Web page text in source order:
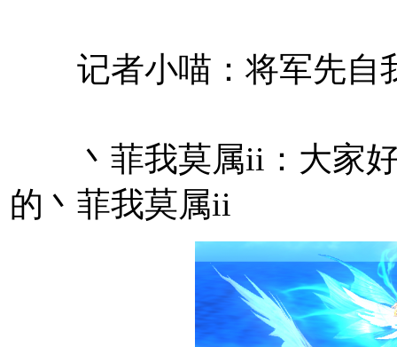
记者小喵：将军先自
丶菲我莫属ii：大家好
的丶菲我莫属ii